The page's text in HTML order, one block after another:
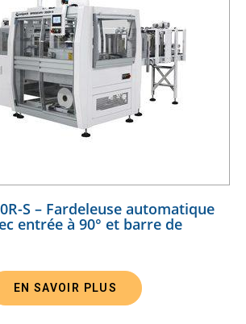
S – Fardeleuse automatique
entrée à 90° et barre de
EN SAVOIR PLUS